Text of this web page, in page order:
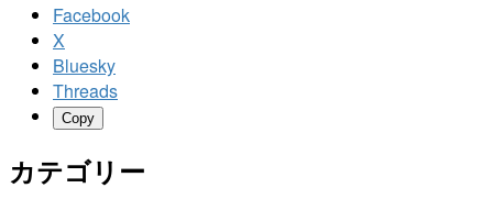
Facebook
X
Bluesky
Threads
Copy
カテゴリー